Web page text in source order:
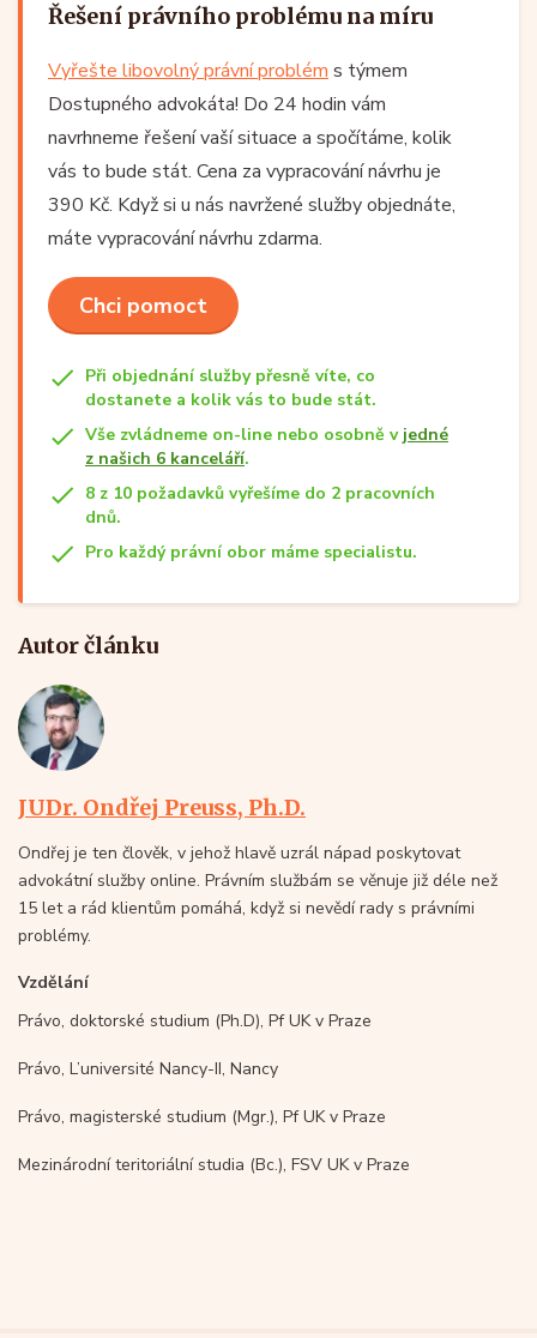
Řešení právního problému na míru
Vyřešte libovolný právní problém s týmem
Dostupného advokáta! Do 24 hodin vám
navrhneme řešení vaší situace a spočítáme, kolik
vás to bude stát. Cena za vypracování návrhu je
390 Kč. Když si u nás navržené služby objednáte,
máte vypracování návrhu zdarma.
Chci pomoct
Při objednání služby přesně víte, co
dostanete a kolik vás to bude stát.
Vše zvládneme on-line nebo osobně v jedné
z našich 6 kanceláří.
8 z 10 požadavků vyřešíme do 2 pracovních
dnů.
Pro každý právní obor máme specialistu.
Autor článku
JUDr. Ondřej Preuss, Ph.D.
Ondřej je ten člověk, v jehož hlavě uzrál nápad poskytovat
advokátní služby online. Právním službám se věnuje již déle než
15 let a rád klientům pomáhá, když si nevědí rady s právními
problémy.
Vzdělání
Právo, doktorské studium (Ph.D), Pf UK v Praze
Právo, L’université Nancy-II, Nancy
Právo, magisterské studium (Mgr.), Pf UK v Praze
Mezinárodní teritoriální studia (Bc.), FSV UK v Praze